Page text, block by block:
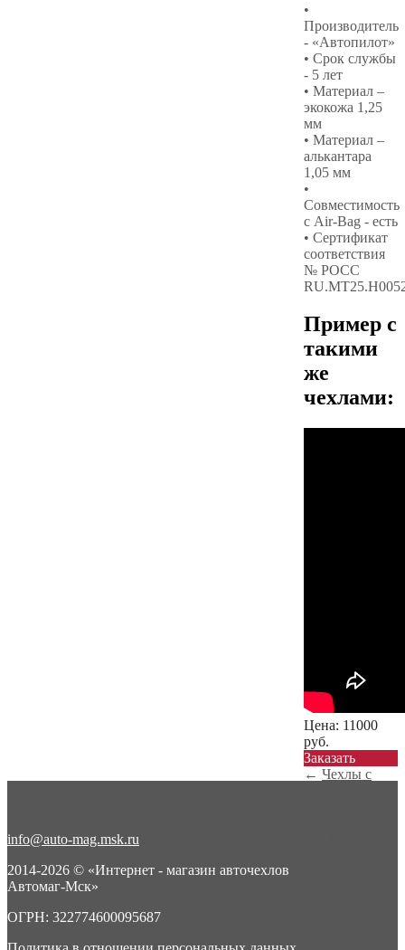
•
Производитель
- «Автопилот»
• Срок службы
- 5 лет
• Материал –
экокожа 1,25
мм
• Материал –
алькантара
1,05 мм
•
Совместимость
с Air-Bag - есть
• Сертификат
соответствия
№ РОСС
Пример с
такими
же
чехлами:
Цена: 11000
руб.
Заказать
← Чехлы с
info@auto-mag.msk.ru
2014-2026 © «Интернет - магазин авточехлов
Автомаг-Мск»
ОГРН: 322774600095687